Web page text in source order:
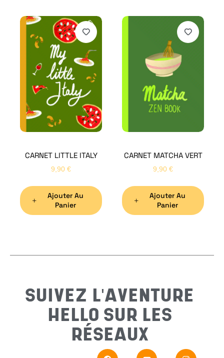
CARNET LITTLE ITALY
9,90 €
Ajouter Au
Panier
CARNET MATCHA VERT
9,90 €
Ajouter Au
Panier
SUIVEZ L'AVENTURE
HELLO SUR LES
RÉSEAUX